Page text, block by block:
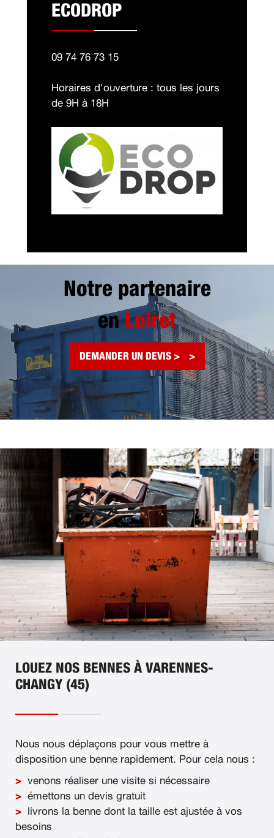
ECODROP
09 74 76 73 15
Horaires d'ouverture : tous les jours
de 9H à 18H
Notre partenaire
enLoiret
DEMANDER UN DEVIS >
LOUEZ NOS BENNES À VARENNES-
CHANGY (45)
Nous nous déplaçons pour vous mettre à
disposition une benne rapidement. Pour cela nous :
venons réaliser une visite si nécessaire
émettons un devis gratuit
livrons la benne dont la taille est ajustée à vos
besoins